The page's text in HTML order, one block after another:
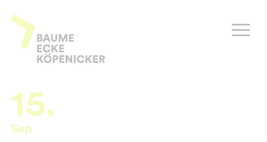
Inhalt
springen
Baume Ecke Köpenicker
15.
Sep